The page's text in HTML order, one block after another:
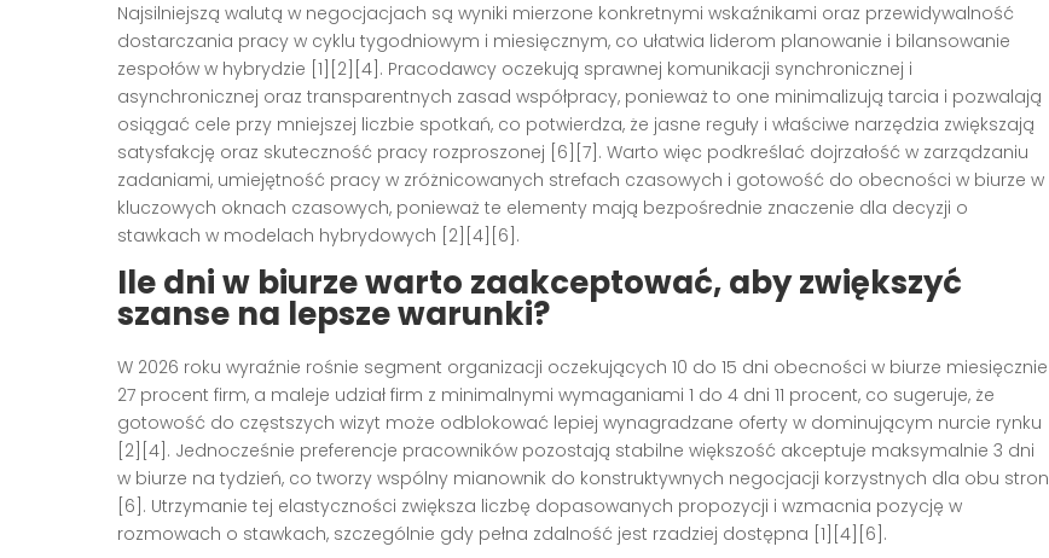
Najsilniejszą walutą w negocjacjach są wyniki mierzone konkretnymi wskaźnikami oraz przewidywalność
dostarczania pracy w cyklu tygodniowym i miesięcznym, co ułatwia liderom planowanie i bilansowanie
zespołów w hybrydzie [1][2][4]. Pracodawcy oczekują sprawnej komunikacji synchronicznej i
asynchronicznej oraz transparentnych zasad współpracy, ponieważ to one minimalizują tarcia i pozwalają
osiągać cele przy mniejszej liczbie spotkań, co potwierdza, że jasne reguły i właściwe narzędzia zwiększają
satysfakcję oraz skuteczność pracy rozproszonej [6][7]. Warto więc podkreślać dojrzałość w zarządzaniu
zadaniami, umiejętność pracy w zróżnicowanych strefach czasowych i gotowość do obecności w biurze w
kluczowych oknach czasowych, ponieważ te elementy mają bezpośrednie znaczenie dla decyzji o
stawkach w modelach hybrydowych [2][4][6].
Ile dni w biurze warto zaakceptować, aby zwiększyć
szanse na lepsze warunki?
W 2026 roku wyraźnie rośnie segment organizacji oczekujących 10 do 15 dni obecności w biurze miesięcznie
27 procent firm, a maleje udział firm z minimalnymi wymaganiami 1 do 4 dni 11 procent, co sugeruje, że
gotowość do częstszych wizyt może odblokować lepiej wynagradzane oferty w dominującym nurcie rynku
[2][4]. Jednocześnie preferencje pracowników pozostają stabilne większość akceptuje maksymalnie 3 dni
w biurze na tydzień, co tworzy wspólny mianownik do konstruktywnych negocjacji korzystnych dla obu stron
[6]. Utrzymanie tej elastyczności zwiększa liczbę dopasowanych propozycji i wzmacnia pozycję w
rozmowach o stawkach, szczególnie gdy pełna zdalność jest rzadziej dostępna [1][4][6].